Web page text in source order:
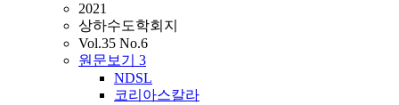
2021
상하수도학회지
Vol.35 No.6
원문보기 3
NDSL
코리아스칼라